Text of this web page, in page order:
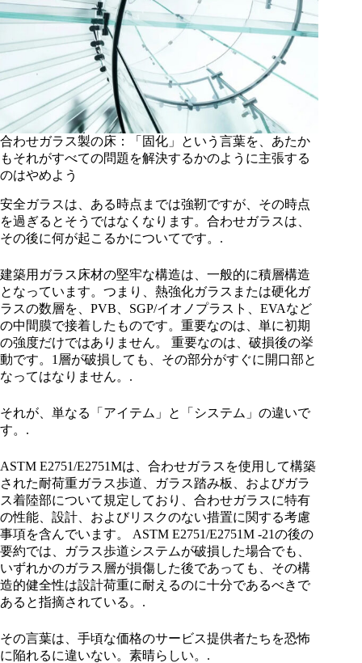
合わせガラス製の床：「固化」という言葉を、あたか
もそれがすべての問題を解決するかのように主張する
のはやめよう
安全ガラスは、ある時点までは強靭ですが、その時点
を過ぎるとそうではなくなります。合わせガラスは、
その後に何が起こるかについてです。.
建築用ガラス床材の堅牢な構造は、一般的に積層構造
となっています。つまり、熱強化ガラスまたは硬化ガ
ラスの数層を、PVB、SGP/イオノプラスト、EVAなど
の中間膜で接着したものです。重要なのは、単に初期
の強度だけではありません。 重要なのは、破損後の挙
動です。1層が破損しても、その部分がすぐに開口部と
なってはなりません。.
それが、単なる「アイテム」と「システム」の違いで
す。.
ASTM E2751/E2751Mは、合わせガラスを使用して構築
された耐荷重ガラス歩道、ガラス踏み板、およびガラ
ス着陸部について規定しており、合わせガラスに特有
の性能、設計、およびリスクのない措置に関する考慮
事項を含んでいます。 ASTM E2751/E2751M -21の後の
要約では、ガラス歩道システムが破損した場合でも、
いずれかのガラス層が損傷した後であっても、その構
造的健全性は設計荷重に耐えるのに十分であるべきで
あると指摘されている。.
その言葉は、手頃な価格のサービス提供者たちを恐怖
に陥れるに違いない。素晴らしい。.